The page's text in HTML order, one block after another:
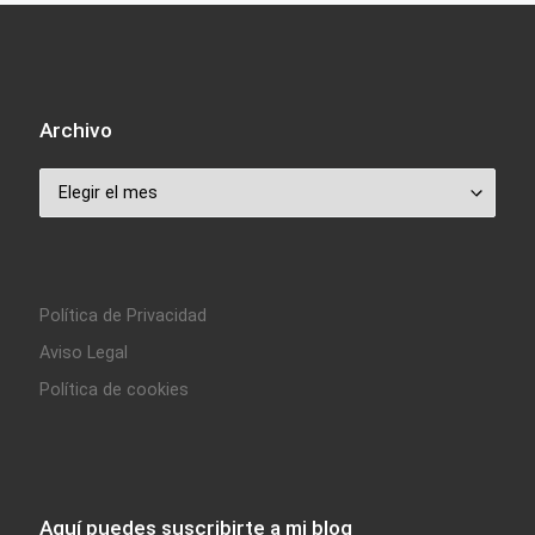
Archivo
Archivo
Política de Privacidad
Aviso Legal
Política de cookies
Aquí puedes suscribirte a mi blog